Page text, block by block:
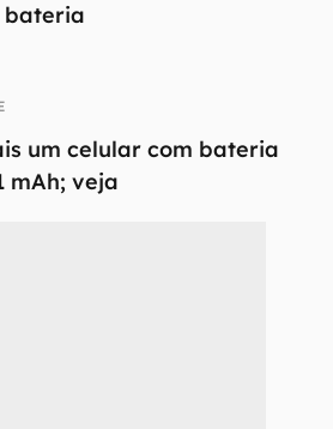
bateria
um celular com bateria
mAh; veja